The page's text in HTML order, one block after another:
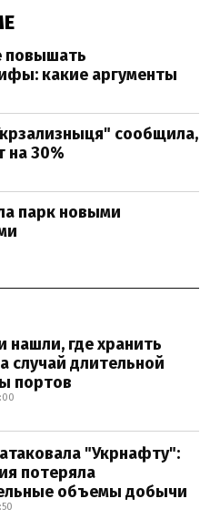
повышать
какие аргументы
сообщила,
на 30%
парк новыми
нашли, где хранить
случай длительной
портов
"Укрнафту":
потеряла
объемы добычи